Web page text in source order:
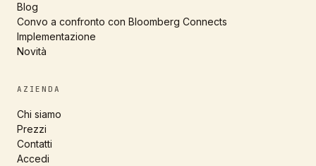
Blog
Convo a confronto con Bloomberg Connects
Implementazione
Novità
AZIENDA
Chi siamo
Prezzi
Contatti
Accedi